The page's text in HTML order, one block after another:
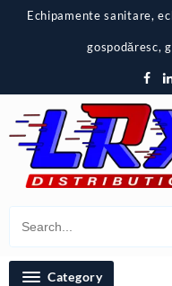
Echipamente sanitare,
gospodăresc,
Category